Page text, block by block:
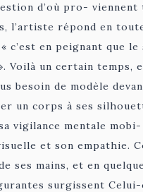
d’où pro- viennent
l’artiste répond en
c’est en peignant que le
Voilà un certain temps,
besoin de modèle
un corps à ses
vigilance mentale
et son empathie.
ses mains, et en
surgissent Celui-